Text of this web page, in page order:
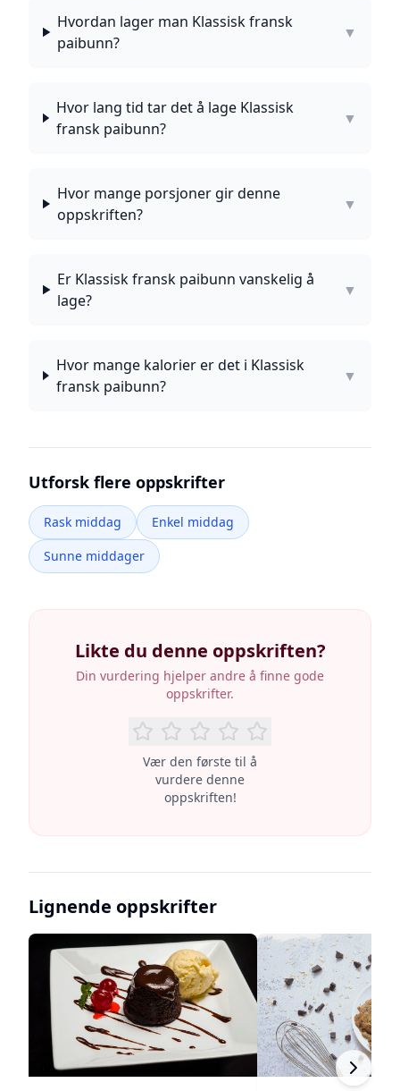
Hvordan lager man Klassisk fransk
paibunn?
▼
Hvor lang tid tar det å lage Klassisk
fransk paibunn?
▼
Hvor mange porsjoner gir denne
oppskriften?
▼
Er Klassisk fransk paibunn vanskelig å
lage?
▼
Hvor mange kalorier er det i Klassisk
fransk paibunn?
▼
Utforsk flere oppskrifter
Rask middag
Enkel middag
Sunne middager
Likte du denne oppskriften?
Din vurdering hjelper andre å finne gode
oppskrifter.
Vær den første til å
vurdere denne
oppskriften!
Lignende oppskrifter